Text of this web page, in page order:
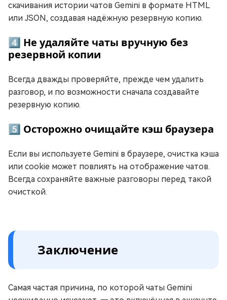
скачивания истории чатов Gemini в формате HTML
или JSON, создавая надёжную резервную копию.
4️⃣ Не удаляйте чаты вручную без
резервной копии
Всегда дважды проверяйте, прежде чем удалить
разговор, и по возможности сначала создавайте
резервную копию.
5️⃣ Осторожно очищайте кэш браузера
Если вы используете Gemini в браузере, очистка кэша
или cookie может повлиять на отображение чатов.
Всегда сохраняйте важные разговоры перед такой
очисткой.
Заключение
Самая частая причина, по которой чаты Gemini